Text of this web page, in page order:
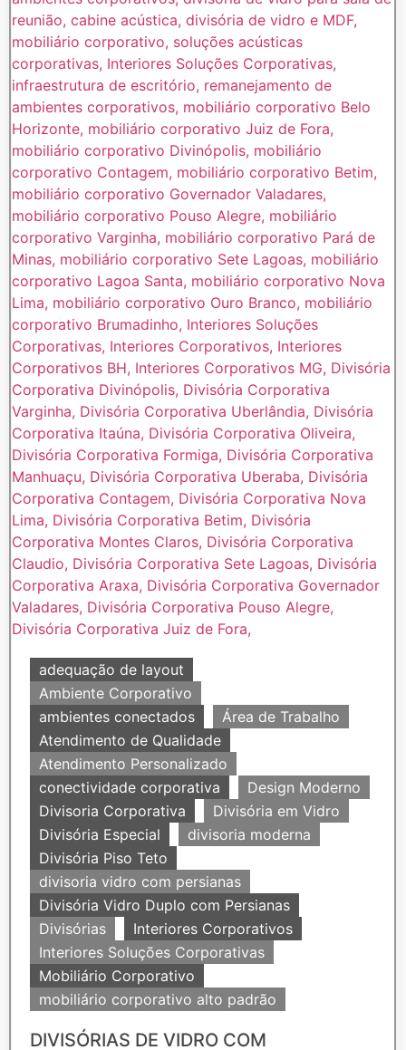
adequação de layout
Ambiente Corporativo
ambientes conectados
Área de Trabalho
Atendimento de Qualidade
Atendimento Personalizado
conectividade corporativa
Design Moderno
Divisoria Corporativa
Divisória em Vidro
Divisória Especial
divisoria moderna
Divisória Piso Teto
divisoria vidro com persianas
Divisória Vidro Duplo com Persianas
Divisórias
Interiores Corporativos
Interiores Soluções Corporativas
Mobiliário Corporativo
mobiliário corporativo alto padrão
DIVISÓRIAS DE VIDRO COM